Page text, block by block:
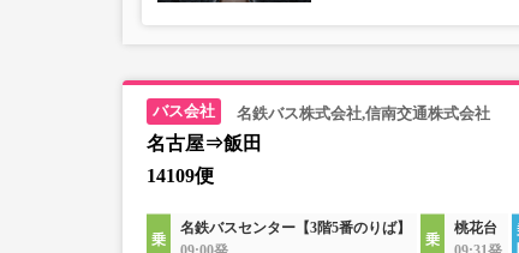
名鉄バス株式会社,信南交通株式会社
名古屋⇒飯田
14109便
名鉄バスセンター【3階5番のりば】
桃花台